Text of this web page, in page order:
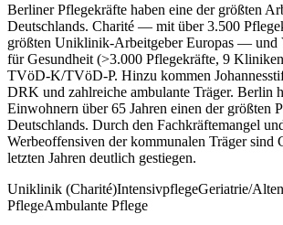
Berliner Pflegekräfte haben eine der größten
Deutschlands. Charité — mit über 3.500
größten Uniklinik-Arbeitgeber Europas — und
für Gesundheit (>3.000 Pflegekräfte, 9
TVöD-K/TVöD-P. Hinzu kommen
DRK und zahlreiche ambulante Träger. Berlin
Einwohnern über 65 Jahren einen der größten
Deutschlands. Durch den Fachkräftemangel
Werbeoffensiven der kommunalen Träger sind
letzten Jahren deutlich gestiegen.
Uniklinik (Charité)IntensivpflegeGeriatrie/
PflegeAmbulante Pflege